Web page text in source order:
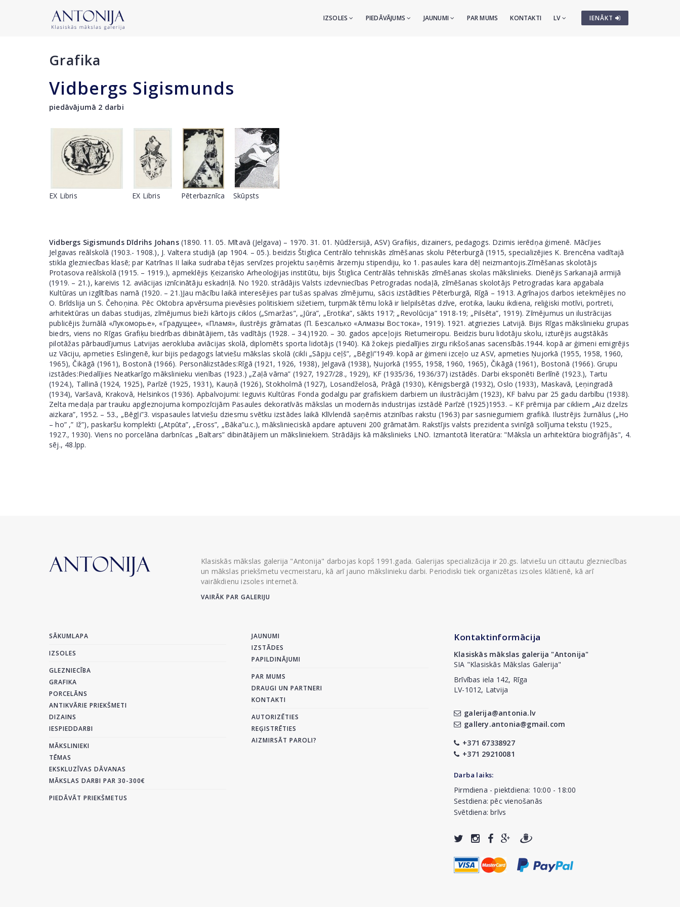
IENĀKT
IZSOLES PIEDĀVĀJUMS JAUNUMI PAR MUMS KONTAKTI LV
Grafika
Vidbergs Sigismunds
piedāvājumā 2 darbi
EX Libris EX Libris Pēterbaznīca Skūpsts
Vidbergs Sigismunds Dīdrihs Johans(1890. 11. 05. Mītavā (Jelgava) – 1970. 31. 01. Ņūdžersijā, ASV) Grafiķis, dizainers, pedagogs. Dzimis ierēdņa ģimenē. Mācījies
Jelgavas reālskolā (1903.- 1908.), J. Valtera studijā (ap 1904. – 05.). beidzis Štiglica Centrālo tehniskās zīmēšanas skolu Pēterburgā (1915, specializējies K. Brencēna vadītajā
stikla glezniecības klasē; par Katrīnas II laika sudraba tējas servīzes projektu saņēmis ārzemju stipendiju, ko 1. pasaules kara dēļ neizmantojis.Zīmēšanas skolotājs
Protasova reālskolā (1915. – 1919.), apmeklējis Ķeizarisko Arheoloģijas institūtu, bijis Štiglica Centrālās tehniskās zīmēšanas skolas mākslinieks. Dienējis Sarkanajā armijā
(1919. – 21.), kareivis 12. aviācijas iznīcinātāju eskadriļā. No 1920. strādājis Valsts izdevniecības Petrogradas nodaļā, zīmēšanas skolotājs Petrogradas kara apgabala
Kultūras un izglītības namā (1920. – 21.)Jau mācību laikā interesējies par tušas spalvas zīmējumu, sācis izstādīties Pēterburgā, Rīgā – 1913. Agrīnajos darbos ietekmējies no
O. Brīdslija un S. Čehoņina. Pēc Oktobra apvērsuma pievēsies politiskiem sižetiem, turpmāk tēmu lokā ir lielpilsētas dzīve, erotika, lauku ikdiena, reliģiski motīvi, portreti,
arhitektūras un dabas studijas, zīmējumus bieži kārtojis ciklos („Smaržas”, „Jūra”, „Erotika”, sākts 1917; „Revolūcija” 1918-19; „Pilsēta”, 1919). Zīmējumus un ilustrācijas
publicējis žurnālā «Лукоморье», «Градущее», «Пламя», ilustrējis grāmatas (П. Безсалько «Алмазы Востока», 1919). 1921. atgriezies Latvijā. Bijis Rīgas mākslinieku grupas
biedrs, viens no Rīgas Grafiķu biedrības dibinātājiem, tās vadītājs (1928. – 34.)1920. – 30. gados apceļojis Rietumeiropu. Beidzis buru lidotāju skolu, izturējis augstākās
pilotāžas pārbaudījumus Latvijas aerokluba aviācijas skolā, diplomēts sporta lidotājs (1940). Kā žokejs piedalījies zirgu rikšošanas sacensībās.1944. kopā ar ģimeni emigrējis
uz Vāciju, apmeties Eslingenē, kur bijis pedagogs latviešu mākslas skolā (cikli „Sāpju ceļš”, „Bēgļi”1949. kopā ar ģimeni izceļo uz ASV, apmeties Ņujorkā (1955, 1958, 1960,
1965), Čikāgā (1961), Bostonā (1966). Personālizstādes:Rīgā (1921, 1926, 1938), Jelgavā (1938), Ņujorkā (1955, 1958, 1960, 1965), Čikāgā (1961), Bostonā (1966). Grupu
izstādes:Piedalījies Neatkarīgo mākslinieku vienības (1923.) „Zaļā vārna” (1927, 1927/28., 1929), KF (1935/36, 1936/37) izstādēs. Darbi eksponēti Berlīnē (1923.), Tartu
(1924.), Tallinā (1924, 1925), Parīzē (1925, 1931), Kauņā (1926), Stokholmā (1927), Losandželosā, Prāgā (1930), Kēnigsbergā (1932), Oslo (1933), Maskavā, Ļeņingradā
(1934), Varšavā, Krakovā, Helsinkos (1936). Apbalvojumi: Ieguvis Kultūras Fonda godalgu par grafiskiem darbiem un ilustrācijām (1923), KF balvu par 25 gadu darbību (1938).
Zelta medaļa par trauku apgleznojuma kompozīcijām Pasaules dekoratīvās mākslas un modernās industrijas izstādē Parīzē (1925)1953. – KF prēmija par cikliem „Aiz dzelzs
aizkara”, 1952. – 53., „Bēgļi”3. vispasaules latviešu dziesmu svētku izstādes laikā Klīvlendā saņēmis atzinības rakstu (1963) par sasniegumiem grafikā. Ilustrējis žurnālus („Ho
– ho” ,” Iž”), paskaršu komplekti („Atpūta”, „Eross”, „Bāka”u.c.), mākslinieciskā apdare aptuveni 200 grāmatām. Rakstījis valsts prezidenta svinīgā solījuma tekstu (1925.,
1927., 1930). Viens no porcelāna darbnīcas „Baltars” dibinātājiem un māksliniekiem. Strādājis kā mākslinieks LNO. Izmantotā literatūra: "Māksla un arhitektūra biogrāfijās", 4.
sēj., 48.lpp.
Klasiskās mākslas galerija "Antonija" darbojas kopš 1991.gada. Galerijas specializācija ir 20.gs. latviešu un cittautu glezniecības
un mākslas priekšmetu vecmeistaru, kā arī jauno mākslinieku darbi. Periodiski tiek organizētas izsoles klātienē, kā arī
vairākdienu izsoles internetā.
VAIRĀK PAR GALERIJU
SĀKUMLAPA
IZSOLES
GLEZNIECĪBA
GRAFIKA
PORCELĀNS
ANTIKVĀRIE PRIEKŠMETI
DIZAINS
IESPIEDDARBI
MĀKSLINIEKI
TĒMAS
EKSKLUZĪVAS DĀVANAS
MĀKSLAS DARBI PAR 30-300€
PIEDĀVĀT PRIEKŠMETUS
JAUNUMI
IZSTĀDES
PAPILDINĀJUMI
PAR MUMS
DRAUGI UN PARTNERI
KONTAKTI
AUTORIZĒTIES
REĢISTRĒTIES
AIZMIRSĀT PAROLI?
Kontaktinformācija
Klasiskās mākslas galerija "Antonija"
SIA "Klasiskās Mākslas Galerija"
Brīvības iela 142, Rīga
LV-1012, Latvija
galerija@antonia.lv
gallery.antonia@gmail.com
+371 67338927
+371 29210081
Darba laiks:
Pirmdiena - piektdiena: 10:00 - 18:00
Sestdiena: pēc vienošanās
Svētdiena: brīvs